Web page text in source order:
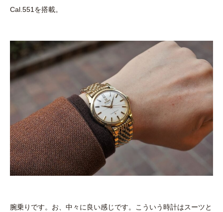
Cal.551を搭載。
腕乗りです。お、中々に良い感じです。こういう時計はスーツと